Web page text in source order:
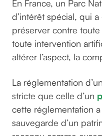
En France, un Parc
d’intérêt spécial, qui
préserver contre
toute intervention
altérer l’aspect, la
La réglementation
stricte que celle d’un
cette réglementation
sauvegarde d’un